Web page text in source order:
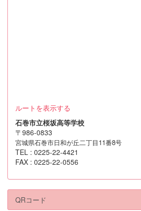
ルートを表示する
石巻市立桜坂高等学校
〒986-0833
宮城県石巻市日和が丘二丁目11番8号
TEL : 0225-22-4421
FAX : 0225-22-0556
QRコード